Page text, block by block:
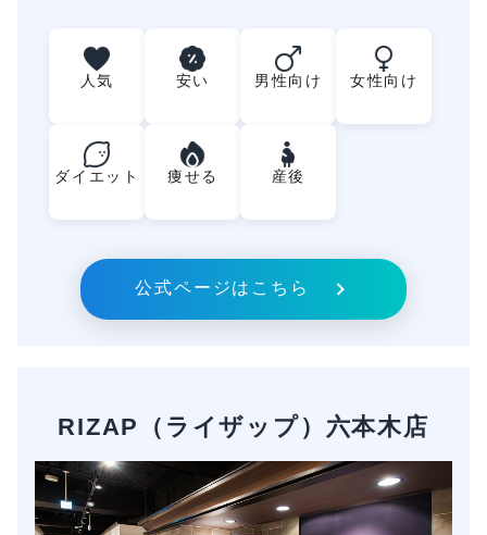
人気 安い 男性向け 女性向け
ダイエット 痩せる 産後
公式ページはこちら
RIZAP（ライザップ）六本木店